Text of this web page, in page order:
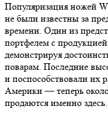
Популяризация ножей
не были известны за
времени. Один из
портфелем с
демонстрируя
поварам. Последние
и поспособствовали их
Америки — теперь
продаются именно здесь.